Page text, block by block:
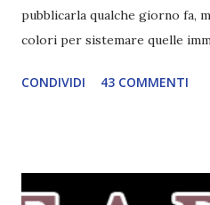
pubblicarla qualche giorno fa,
colori per sistemare quelle
leggere la trama cliccate sulla
riguarda i suoi romanzi
CONDIVIDI 43 COMMENTI